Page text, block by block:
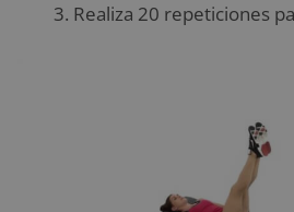
Realiza 20 repeticiones